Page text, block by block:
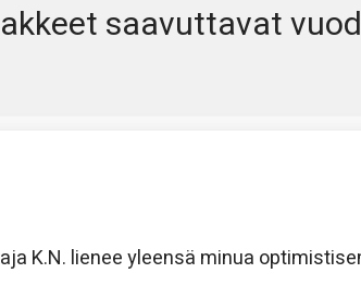
saavuttavat
K.N. lienee yleensä minua